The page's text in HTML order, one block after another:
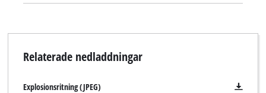
Relaterade nedladdningar
Explosionsritning (JPEG)